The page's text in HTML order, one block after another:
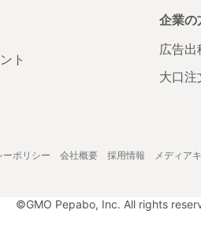
ト
企業の
広告出
大口注
ーポリシー 会社概要 採用情報 メディア
©GMO Pepabo, Inc. All rights